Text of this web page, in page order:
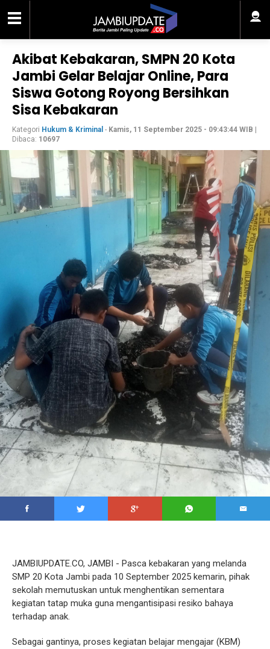
Akibat Kebakaran, SMPN 20 Kota
Jambi Gelar Belajar Online, Para
Siswa Gotong Royong Bersihkan
Sisa Kebakaran
Kategori Hukum & Kriminal - Kamis, 11 September 2025 - 09:43:44 WIB
Dibaca: 10697
JAMBIUPDATE.CO, JAMBI - Pasca kebakaran yang melanda
SMP 20 Kota Jambi pada 10 September 2025 kemarin, pihak
sekolah memutuskan untuk menghentikan sementara
kegiatan tatap muka guna mengantisipasi resiko bahaya
terhadap anak.
Sebagai gantinya, proses kegiatan belajar mengajar (KBM)